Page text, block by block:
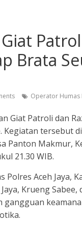
Brata
Operator Humas
Giat Patroli dan
Kegiatan tersebut
Panton Makmur,
21.30 WIB.
Aceh Jaya,
Krueng